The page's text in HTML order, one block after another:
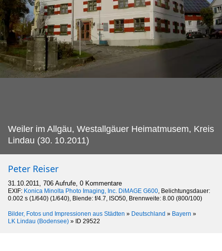
Weiler im Allgäu, Westallgäuer Heimatmusem, Kreis
Lindau (30. 10.2011)
Peter Reiser
31.10.2011, 706 Aufrufe, 0 Kommentare
EXIF: Konica Minolta Photo Imaging, Inc. DiMAGE G600, Belichtungsdauer:
0.002 s (1/640) (1/640), Blende: f/4.7, ISO50, Brennweite: 8.00 (800/100)
Bilder, Fotos und Impressionen aus Städten » Deutschland » Bayern »
LK Lindau (Bodensee) » ID 29522